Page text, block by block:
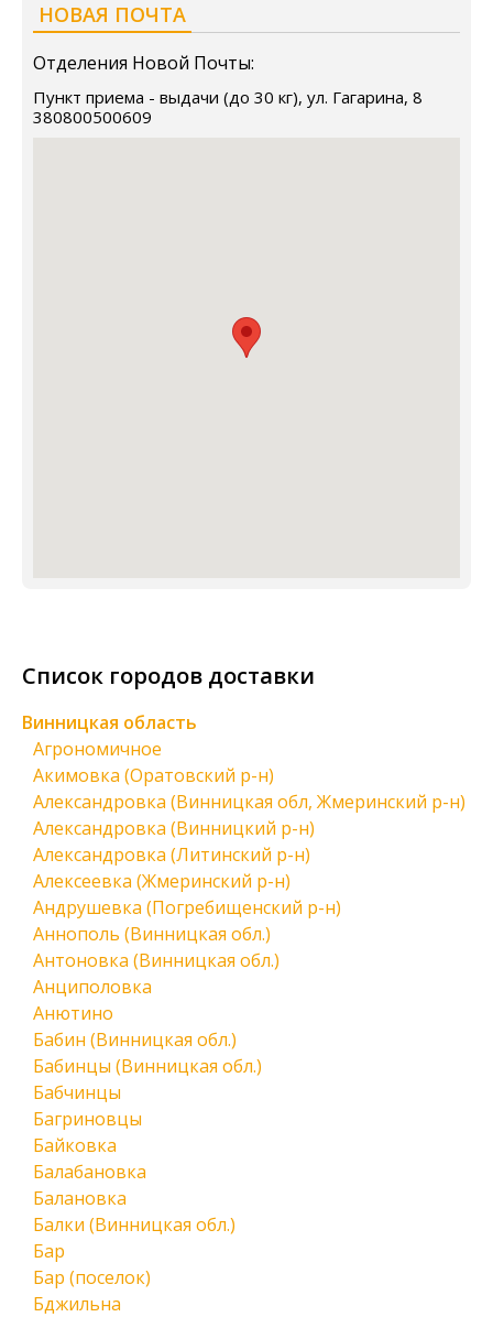
НОВАЯ ПОЧТА
Отделения Новой Почты:
Пункт приема - выдачи (до 30 кг), ул. Гагарина, 8
380800500609
Список городов доставки
Винницкая область
Агрономичное
Акимовка (Оратовский р-н)
Александровка (Винницкая обл, Жмеринский р-н)
Александровка (Винницкий р-н)
Александровка (Литинский р-н)
Алексеевка (Жмеринский р-н)
Андрушевка (Погребищенский р-н)
Аннополь (Винницкая обл.)
Антоновка (Винницкая обл.)
Анциполовка
Анютино
Бабин (Винницкая обл.)
Бабинцы (Винницкая обл.)
Бабчинцы
Багриновцы
Байковка
Балабановка
Балановка
Балки (Винницкая обл.)
Бар
Бар (поселок)
Бджильна